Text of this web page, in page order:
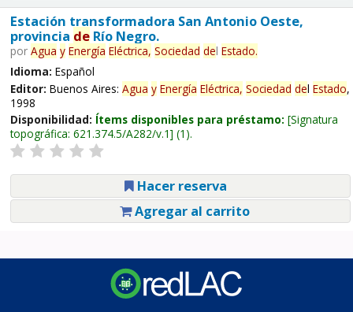
Estación transformadora San Antonio Oeste,
provincia deRío Negro.
por Agua y Energía Eléctrica, Sociedad del Estado.
Idioma: Español
Editor: Buenos Aires: Agua y Energía Eléctrica, Sociedad del Estado,
1998
Disponibilidad: Ítems disponibles para préstamo: Signatura
topográfica: 621.374.5/A282/v.1 (1).
Hacer reserva
Agregar al carrito